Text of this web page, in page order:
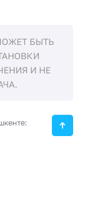
БЫТЬ
И НЕ